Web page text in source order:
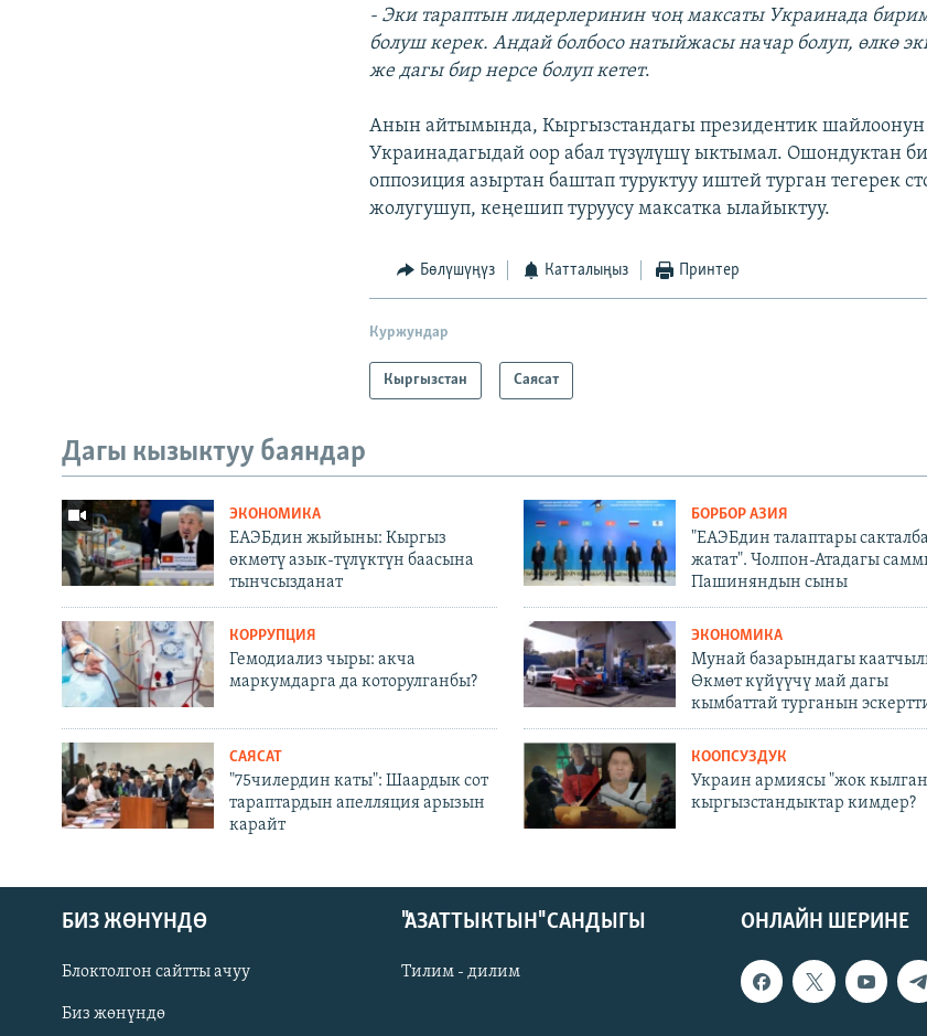
- Эки тараптын лидерлеринин чоң максаты Украинада
болуш керек. Андай болбосо натыйжасы начар болуп, өлкө
же дагы бир нерсе болуп кетет.
Анын айтымында, Кыргызстандагы президентик
Украинадагыдай оор абал түзүлүшү ыктымал. Ошондуктан
оппозиция азыртан баштап туруктуу иштей турган тегерек
жолугушуп, кеңешип туруусу максатка ылайыктуу.
Бөлүшүңүз Катталыңыз Принтер
Куржундар
Кыргызстан Саясат
Дагы кызыктуу баяндар
ЭКОНОМИКА
ЕАЭБдин жыйыны: Кыргыз
өкмөтү азык-түлүктүн баасына
тынчсызданат
БОРБОР АЗИЯ
"ЕАЭБдин талаптары
жатат". Чолпон-Атадагы
Пашиняндын сыны
КОРРУПЦИЯ
Гемодиализ чыры: акча
маркумдарга да которулганбы?
ЭКОНОМИКА
Мунай базарындагы
Өкмөт күйүүчү май дагы
кымбаттай турганын
САЯСАТ
"75чилердин каты": Шаардык сот
тараптардын апелляция арызын
карайт
КООПСУЗДУК
Украин армиясы "жок
кыргызстандыктар кимдер?
ОНЛАЙН ШЕРИНЕ
БИЗ ЖӨНҮНДӨ
Блоктолгон сайтты ачуу
Биз жөнүндө
"АЗАТТЫКТЫН" САНДЫГЫ
Тилим - дилим